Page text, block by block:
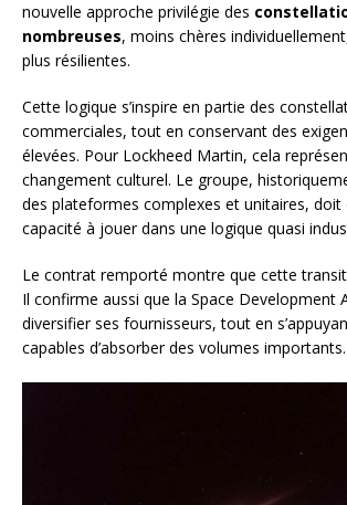
nouvelle approche privilégie des
nombreuses, moins chères
plus résilientes.
Cette logique s’inspire en partie des
commerciales, tout en conservant des
élevées. Pour Lockheed Martin, cela
changement culturel. Le groupe,
des plateformes complexes et unitaires, doit
capacité à jouer dans une logique quasi
Le contrat remporté montre que cette
Il confirme aussi que la Space Development
diversifier ses fournisseurs, tout en
capables d’absorber des volumes importants.